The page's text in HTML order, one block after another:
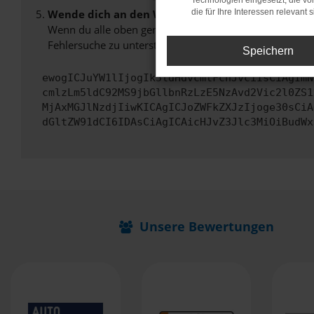
Wende dich an den Webseitenbetreiber.
Wenn du alle oben genannten Schritte versucht hast,
Fehlersuche zu unterstützen:
Unsere Bewertungen
die für Ihre Interessen relevant
Speichern